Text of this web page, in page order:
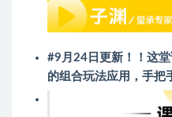
#9月24日更新！！这
的组合玩法应用，手把